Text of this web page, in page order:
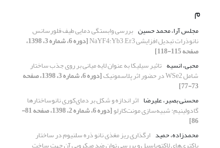
م
مجلس آرا، محمد حسین بررسی وابستگی دمایی طیف فلورسانس
نانوذرات تبدیل افزایشی NaYF4:Yb3 ,Er3 [دوره 6، شماره 3، 1398،
صفحه 115-118]
محبی، انسیه تاثیر سیلیکا به عنوان لایه میانی بر روی جذب ساختار
شامل WSe2 در حضور اثر پلاسمونیک [دوره 6، شماره 3، 1398، صفحه
73-77]
محسنی بصیر، علیرضا اثر اندازه و شکل بر دمای‌کوری نانوساختارها
گادولینیم: شبیه‌سازی مونت‌کارلو [دوره 6، شماره 2، 1398، صفحه 81-
86]
محمدزاده، حمید ارگذاری ریز مغذی نانو ذره سلنیوم در ساختار
باکتری‌های لاکتوباسیل و بررسی توان ضد میکروبی آن جهت ساخت